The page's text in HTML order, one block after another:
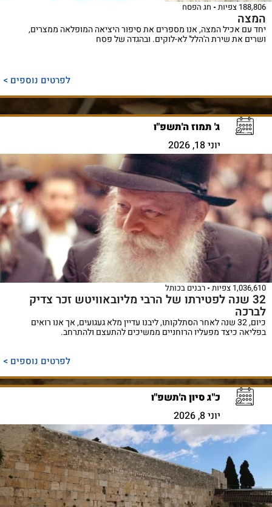
188,806 צפיות חג הפסח
המצה
יחד עם אכיל המצה, אנו מספרים את סיפור היציאה המופלאה ממצרים,
ושרים את שירת ה'הלל' לא-לוקים. ובהגדה של פסח
לפרטים נוספים >
ג' תמוז ה'תשפ"ו
יוני 18, 2026
1,036,610 צפיות רבנים בכותל
32 שנה לפטירתו של הרבי מליובאוויטש זכר צדיק
לברכה
כיום, 32 שנה לאחר הסתלקותו, ליבנו עדיין מלא געגועים, אך אנו רואים
בפליאה כיצד מפעליו הרוחניים ממשיכים להתעצם ולהתרחב.
לפרטים נוספים >
כ"ג סיון ה'תשפ"ו
יוני 8, 2026